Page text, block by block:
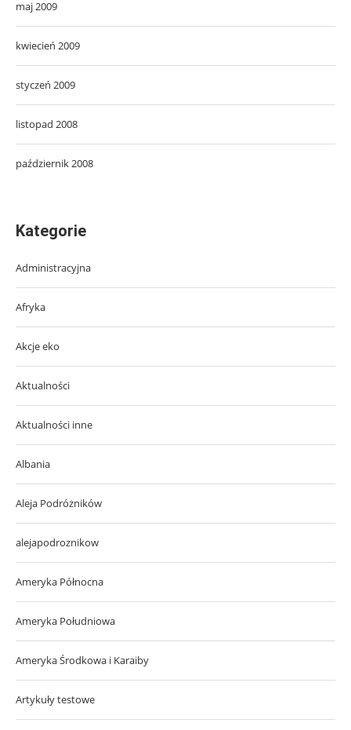
maj 2009
kwiecień 2009
styczeń 2009
listopad 2008
październik 2008
Kategorie
Administracyjna
Afryka
Akcje eko
Aktualności
Aktualności inne
Albania
Aleja Podróżników
alejapodroznikow
Ameryka Północna
Ameryka Południowa
Ameryka Środkowa i Karaiby
Artykuły testowe